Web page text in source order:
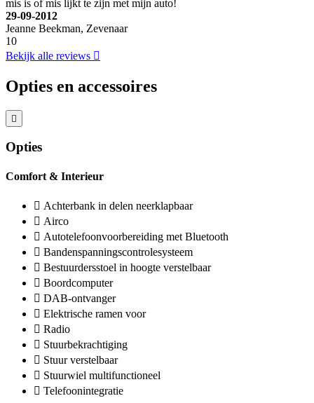
mis is of mis lijkt te zijn met mijn auto!
29-09-2012
Jeanne Beekman, Zevenaar
10
Bekijk alle reviews
Opties en accessoires
Opties
Comfort & Interieur
Achterbank in delen neerklapbaar
Airco
Autotelefoonvoorbereiding met Bluetooth
Bandenspanningscontrolesysteem
Bestuurdersstoel in hoogte verstelbaar
Boordcomputer
DAB-ontvanger
Elektrische ramen voor
Radio
Stuurbekrachtiging
Stuur verstelbaar
Stuurwiel multifunctioneel
Telefoonintegratie